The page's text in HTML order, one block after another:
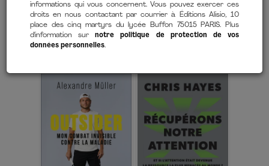
LE PRIVILÈGE DE LA
PRESSION
Pascal Dupraz,Frédéric
Rey-Millet
SAUVÉ PAR LE SWING
Issa Nlareb
À partir de14,99 €
informations qui vous concernent. Vous pouvez exercer ces
droits en nous contactant par courrier à Éditions Alisio, 10
place des cinq martyrs du lycée Buffon 75015 PARIS. Plus
d'information surnotre politique de protection de vos
données personnelles.